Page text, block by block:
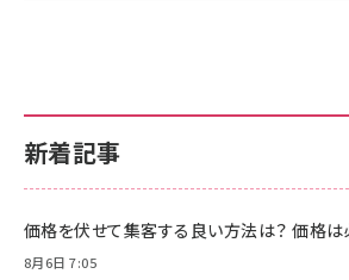
新着記事
価格を伏せて集客する良い方法は？ 価格は
8月6日 7:05